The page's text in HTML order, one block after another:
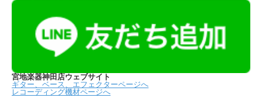
宮地楽器神田店ウェブサイト
ギター、ベース、エフェクターページへ
レコーディング機材ページへ